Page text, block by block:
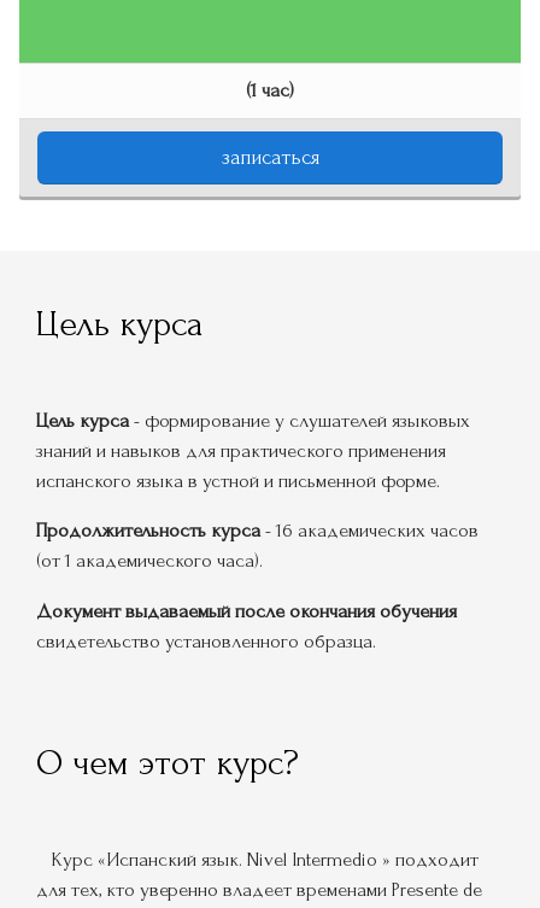
(1 час)
записаться
Цель курса
Цель курса- формирование у слушателей языковых
знаний и навыков для практического применения
испанского языка в устной и письменной форме.
Продолжительность курса- 16 академических часов
(от 1 академического часа).
Документ выдаваемый после окончания обучения
свидетельство установленного образца.
О чем этот курс?
Курс «Испанский язык. Nivel Intermedio » подходит
для тех, кто уверенно владеет временами Presente de